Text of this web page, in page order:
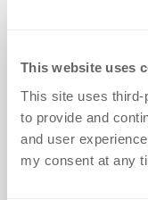
This website uses
This site uses
to provide and
and user
my consent at any
Come